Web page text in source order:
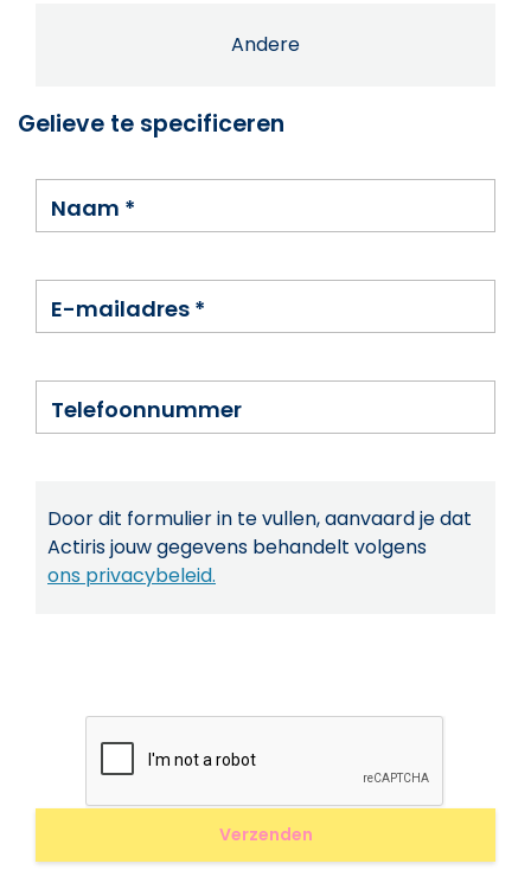
Andere
Gelieve te specificeren
Naam *
E-mailadres *
Telefoonnummer
Door dit formulier in te vullen, aanvaard je dat
Actiris jouw gegevens behandelt volgens
ons privacybeleid.